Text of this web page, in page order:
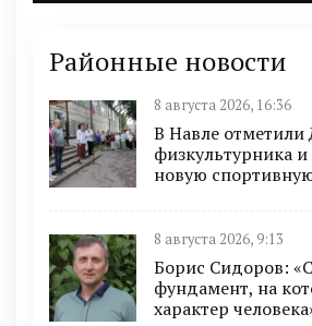
Районные новости
8 августа 2026, 16:36
В Навле отметили
физкультурника
новую
8 августа 2026, 9:13
Борис Сидоров:
фундамент, на
характер